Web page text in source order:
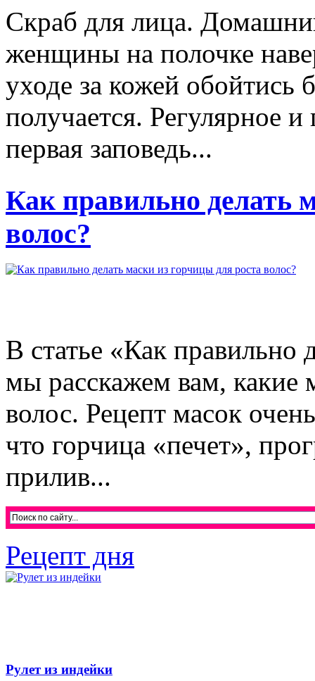
Скраб для лица.
женщины на полочке
уходе за кожей обойтись
получается. Регулярное
первая заповедь...
Как правильно делать
волос?
В статье «Как правильно
мы расскажем вам, какие
волос. Рецепт масок
что горчица «печет»,
прилив...
Рецепт дня
Рулет из индейки